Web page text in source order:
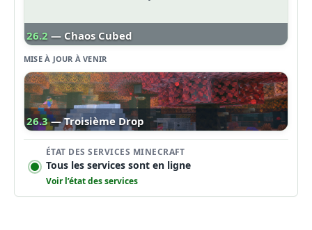
26.2 — Chaos Cubed
MISE À JOUR À VENIR
26.3 — Troisième Drop
ÉTAT DES SERVICES MINECRAFT
Tous les services sont en ligne
Voir l’état des services